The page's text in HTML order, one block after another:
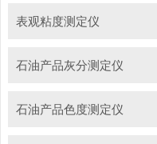
表观粘度测定仪
石油产品灰分测定仪
石油产品色度测定仪